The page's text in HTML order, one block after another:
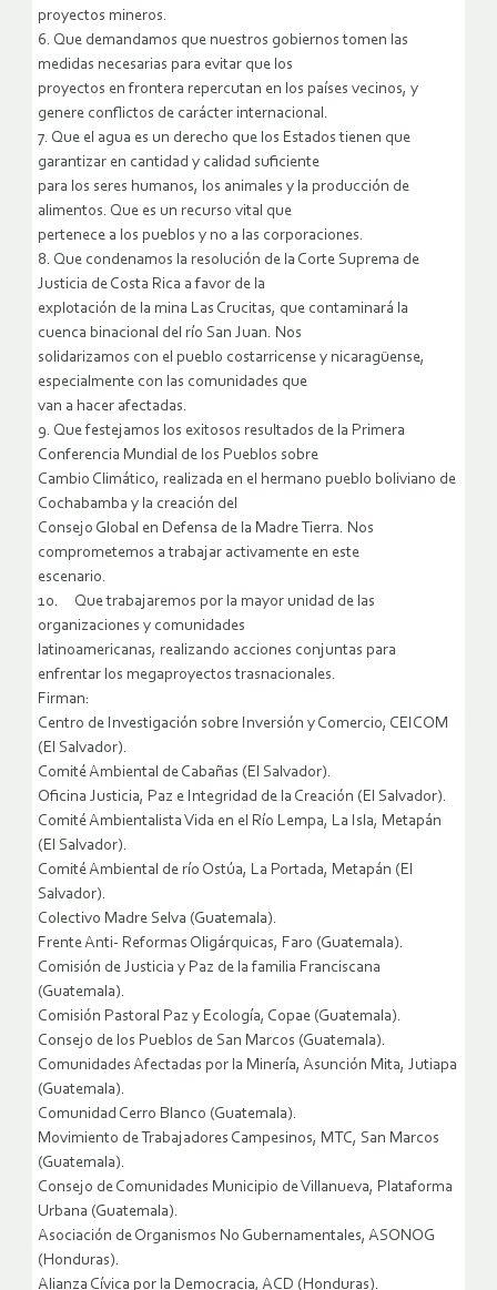
proyectos mineros.
6. Que demandamos que nuestros gobiernos tomen las
medidas necesarias para evitar que los
proyectos en frontera repercutan en los países vecinos, y
genere conflictos de carácter internacional.
7. Que el agua es un derecho que los Estados tienen que
garantizar en cantidad y calidad suficiente
para los seres humanos, los animales y la producción de
alimentos. Que es un recurso vital que
pertenece a los pueblos y no a las corporaciones.
8. Que condenamos la resolución de la Corte Suprema de
Justicia de Costa Rica a favor de la
explotación de la mina Las Crucitas, que contaminará la
cuenca binacional del río San Juan. Nos
solidarizamos con el pueblo costarricense y nicaragüense,
especialmente con las comunidades que
van a hacer afectadas.
9. Que festejamos los exitosos resultados de la Primera
Conferencia Mundial de los Pueblos sobre
Cambio Climático, realizada en el hermano pueblo boliviano de
Cochabamba y la creación del
Consejo Global en Defensa de la Madre Tierra. Nos
comprometemos a trabajar activamente en este
escenario.
10. Que trabajaremos por la mayor unidad de las
organizaciones y comunidades
latinoamericanas, realizando acciones conjuntas para
enfrentar los megaproyectos trasnacionales.
Firman:
Centro de Investigación sobre Inversión y Comercio, CEICOM
(El Salvador).
Comité Ambiental de Cabañas (El Salvador).
Oficina Justicia, Paz e Integridad de la Creación (El Salvador).
Comité Ambientalista Vida en el Río Lempa, La Isla, Metapán
(El Salvador).
Comité Ambiental de río Ostúa, La Portada, Metapán (El
Salvador).
Colectivo Madre Selva (Guatemala).
Frente Anti- Reformas Oligárquicas, Faro (Guatemala).
Comisión de Justicia y Paz de la familia Franciscana
(Guatemala).
Comisión Pastoral Paz y Ecología, Copae (Guatemala).
Consejo de los Pueblos de San Marcos (Guatemala).
Comunidades Afectadas por la Minería, Asunción Mita, Jutiapa
(Guatemala).
Comunidad Cerro Blanco (Guatemala).
Movimiento de Trabajadores Campesinos, MTC, San Marcos
(Guatemala).
Consejo de Comunidades Municipio de Villanueva, Plataforma
Urbana (Guatemala).
Asociación de Organismos No Gubernamentales, ASONOG
(Honduras).
Alianza Cívica por la Democracia, ACD (Honduras).